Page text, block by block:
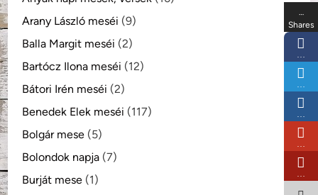
Arany László meséi (9)
Balla Margit meséi (2)
Bartócz Ilona meséi (12)
Bátori Irén meséi (2)
Benedek Elek meséi (117)
Bolgár mese (5)
Bolondok napja (7)
Burját mese (1)
Shares